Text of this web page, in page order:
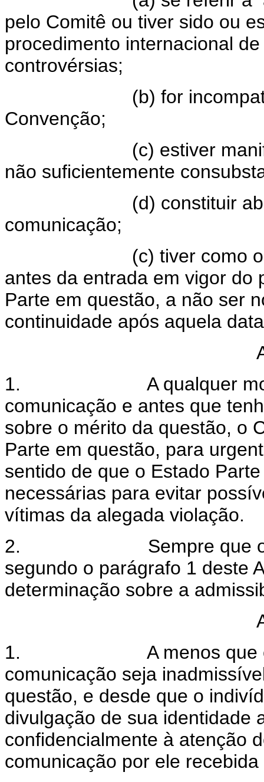
pelo Comitê ou tiver sido ou
procedimento internacional
controvérsias;
(b) for
Convenção;
(c) estiver
não suficientemente
(d) constituir
comunicação;
(c) tiver como
antes da entrada em vigor do
Parte em questão, a não ser
continuidade após aquela
1.
A qualquer
comunicação e antes que
sobre o mérito da questão, o
Parte em questão, para
sentido de que o Estado
necessárias para evitar
vítimas da alegada violação.
2.
Sempre que
segundo o parágrafo 1 deste
determinação sobre a
1.
A menos
comunicação seja
questão, e desde que o
divulgação de sua identidade
confidencialmente à atenção
comunicação por ele